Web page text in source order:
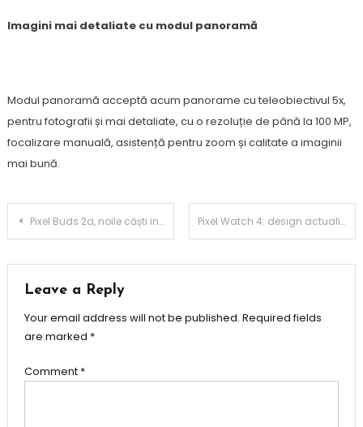
Imagini mai detaliate cu modul panoramă
Modul panoramă acceptă acum panorame cu teleobiectivul 5x,
pentru fotografii și mai detaliate, cu o rezoluție de până la 100 MP,
focalizare manuală, asistență pentru zoom și calitate a imaginii
mai bună.
Post
Pixel Buds 2a, noile căști intraauriculare de la Google Pixel Watch 4: design actualizat, funcții de fitness noi și mai mult AI
Leave a Reply
Your email address will not be published. Required fields
are marked *
Comment *